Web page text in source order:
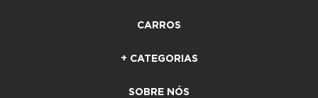
CARROS
+ CATEGORIAS
SOBRE NÓS